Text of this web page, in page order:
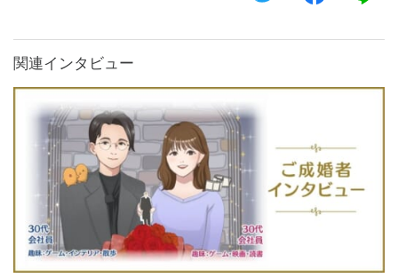
関連インタビュー